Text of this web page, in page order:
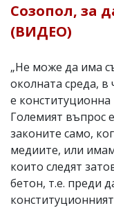
Созопол, за
(ВИДЕО)
„Не може да има
околната среда, в
е
Големият въпрос
законите само,
медиите, или
които следят
бетон, т.е. преди